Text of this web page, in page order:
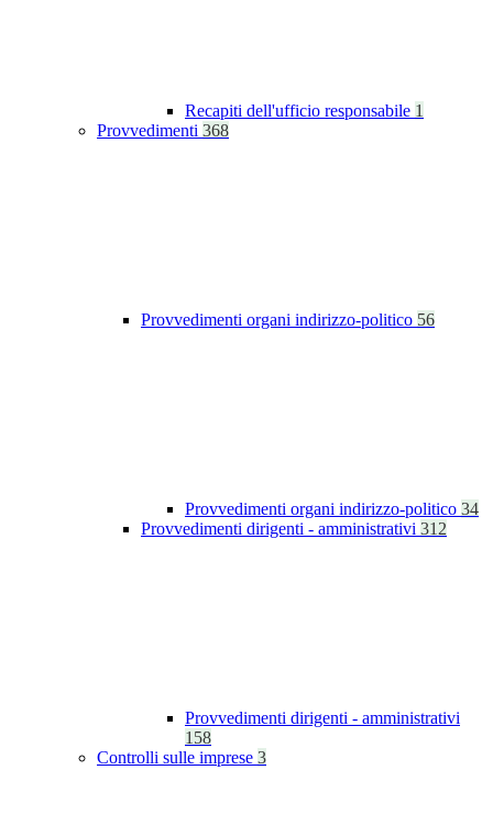
Recapiti dell'ufficio responsabile 1
Provvedimenti 368
Provvedimenti organi indirizzo-politico 56
Provvedimenti organi indirizzo-politico 34
Provvedimenti dirigenti - amministrativi 312
Provvedimenti dirigenti - amministrativi
158
Controlli sulle imprese 3